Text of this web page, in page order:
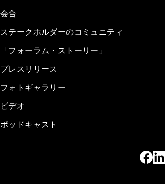
会合
ステークホルダーのコミュニティ
「フォーラム・ストーリー」
プレスリリース
フォトギャラリー
ビデオ
ポッドキャスト